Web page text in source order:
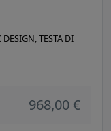
TESTA DI
968,00 €